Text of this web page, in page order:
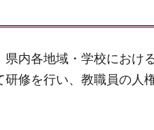
内各地域・学校におけ
修を行い、教職員の人